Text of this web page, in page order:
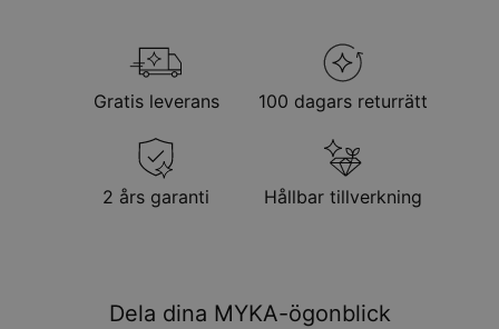
Gratis leverans 100 dagars returrätt
2 års garanti Hållbar tillverkning
Dela dina MYKA-ögonblick